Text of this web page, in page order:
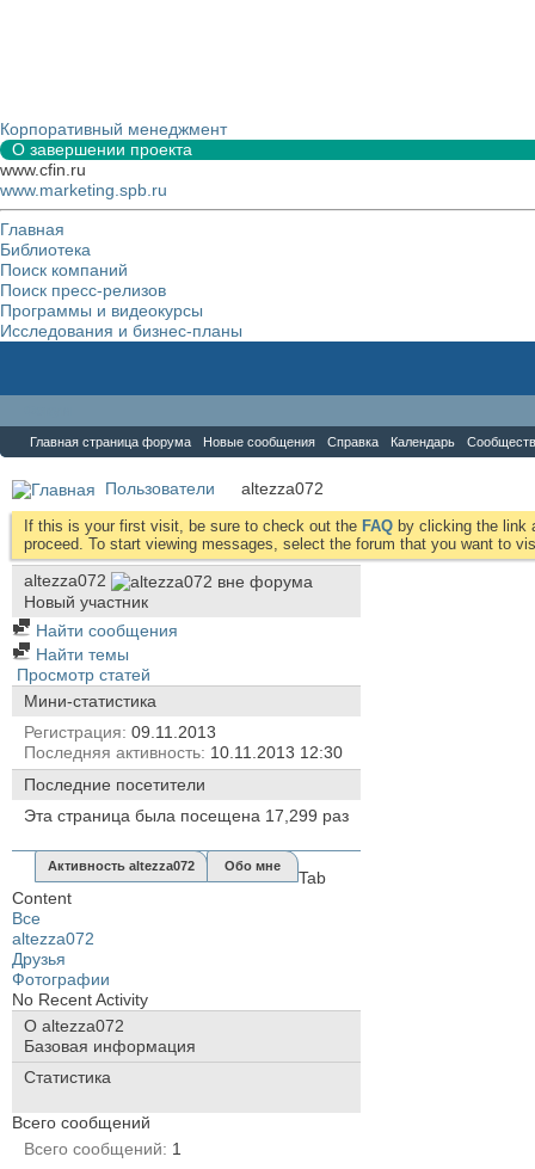
Корпоративный менеджмент
О завершении проекта
www.cfin.ru
www.marketing.spb.ru
Главная
Библиотека
Поиск компаний
Поиск пресс-релизов
Программы и видеокурсы
Исследования и бизнес-планы
Главная страница форума Новые сообщения Справка Календарь
Пользователи altezza072
If this is your first visit, be sure to check out the FAQ by clicking the link
proceed. To start viewing messages, select the forum that you want to
altezza072
Новый участник
Найти сообщения
Найти темы
Просмотр статей
Мини-статистика
Регистрация 09.11.2013
Последняя активность 10.11.2013 12:30
Последние посетители
Эта страница была посещена 17,299 раз
Активность altezza072 Обо мне
Tab
Content
Все
altezza072
Друзья
Фотографии
No Recent Activity
О altezza072
Базовая информация
Статистика
Всего сообщений
Всего сообщений
1